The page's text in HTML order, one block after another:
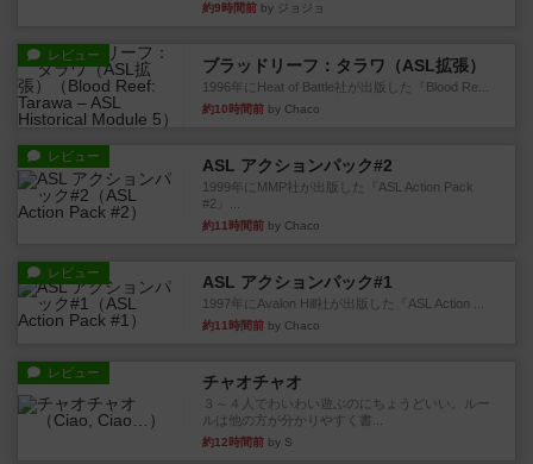
約9時間前 by ジョジョ
レビュー
ブラッドリーフ：タラワ（ASL拡張）
1996年にHeat of Battle社が出版した『Blood Re...
約10時間前 by Chaco
レビュー ASL アクションパック#2
1999年にMMP社が出版した『ASL Action Pack
#2』...
約11時間前 by Chaco
レビュー ASL アクションパック#1
1997年にAvalon Hill社が出版した『ASL Action ...
約11時間前 by Chaco
レビュー チャオチャオ
３～４人でわいわい遊ぶのにちょうどいい。ルー
ルは他の方が分かりやすく書...
約12時間前 by S